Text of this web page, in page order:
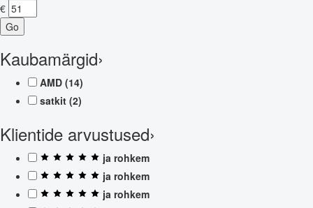
€
Go
Kaubamärgid›
AMD (14)
satkit (2)
Klientide arvustused›
ja rohkem
ja rohkem
ja rohkem